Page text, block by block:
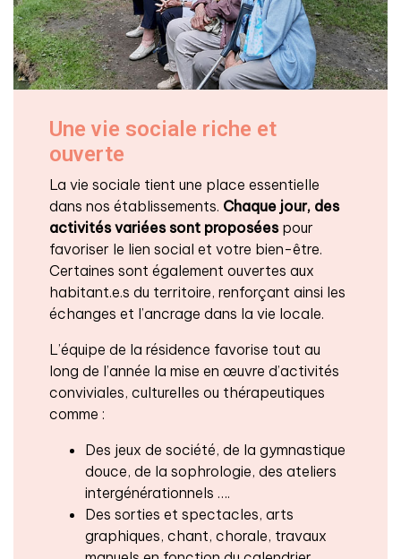
Une vie sociale riche et
ouverte
La vie sociale tient une place essentielle
dans nos établissements. Chaque jour, des
activités variées sont proposéespour
favoriser le lien social et votre bien-être.
Certaines sont également ouvertes aux
habitant.e.s du territoire, renforçant ainsi les
échanges et l’ancrage dans la vie locale.
L’équipe de la résidence favorise tout au
long de l’année la mise en œuvre d’activités
conviviales, culturelles ou thérapeutiques
comme :
Des jeux de société, de la gymnastique
douce, de la sophrologie, des ateliers
intergénérationnels ….
Des sorties et spectacles, arts
graphiques, chant, chorale, travaux